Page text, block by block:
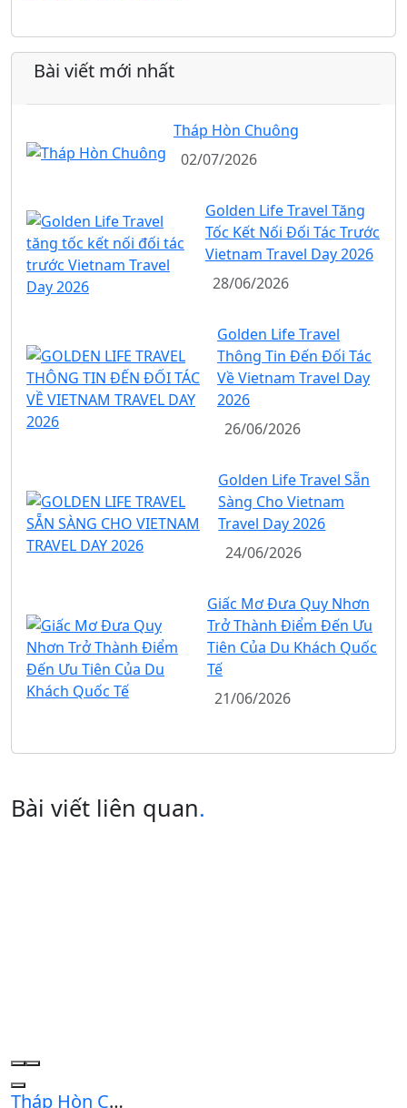
Bài viết mới nhất
Tháp Hòn Chuông
02/07/2026
Golden Life Travel Tăng
Tốc Kết Nối Đối Tác Trước
Vietnam Travel Day 2026
28/06/2026
Golden Life Travel
Thông Tin Đến Đối Tác
Về Vietnam Travel Day
2026
26/06/2026
Golden Life Travel Sẵn
Sàng Cho Vietnam
Travel Day 2026
24/06/2026
Giấc Mơ Đưa Quy Nhơn
Trở Thành Điểm Đến Ưu
Tiên Của Du Khách Quốc
Tế
21/06/2026
Bài viết liên quan.
Tháp Hòn Chuông